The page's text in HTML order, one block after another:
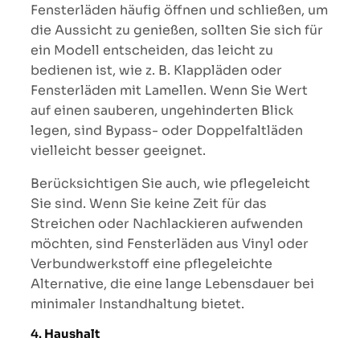
Fensterläden häufig öffnen und schließen, um
die Aussicht zu genießen, sollten Sie sich für
ein Modell entscheiden, das leicht zu
bedienen ist, wie z. B. Klappläden oder
Fensterläden mit Lamellen. Wenn Sie Wert
auf einen sauberen, ungehinderten Blick
legen, sind Bypass- oder Doppelfaltläden
vielleicht besser geeignet.
Berücksichtigen Sie auch, wie pflegeleicht
Sie sind. Wenn Sie keine Zeit für das
Streichen oder Nachlackieren aufwenden
möchten, sind Fensterläden aus Vinyl oder
Verbundwerkstoff eine pflegeleichte
Alternative, die eine lange Lebensdauer bei
minimaler Instandhaltung bietet.
4. Haushalt